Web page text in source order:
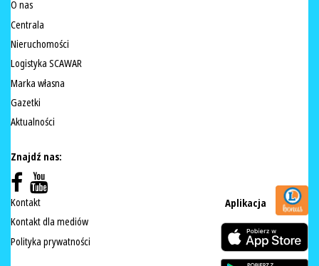
O nas
Centrala
Nieruchomości
Logistyka SCAWAR
Marka własna
Gazetki
Aktualności
Znajdź nas:
Kontakt
Kontakt dla mediów
Polityka prywatności
Aplikacja